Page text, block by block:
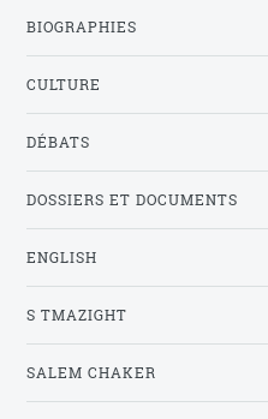
BIOGRAPHIES
CULTURE
DÉBATS
DOSSIERS ET DOCUMENTS
ENGLISH
S TMAZIGHT
SALEM CHAKER